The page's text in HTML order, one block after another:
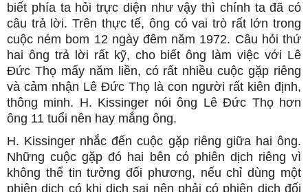
biết phía ta hỏi trực diện như vậy thì chính ta đã có
câu trả lời. Trên thực tế, ông có vai trò rất lớn trong
cuộc ném bom 12 ngày đêm năm 1972. Câu hỏi thứ
hai ông trả lời rất kỹ, cho biết ông làm việc với Lê
Đức Thọ mấy năm liền, có rất nhiều cuộc gặp riêng
và cảm nhận Lê Đức Thọ là con người rất kiên định,
thông minh. H. Kissinger nói ông Lê Đức Thọ hơn
ông 11 tuổi nên hay mắng ông.
H. Kissinger nhắc đến cuộc gặp riêng giữa hai ông.
Những cuộc gặp đó hai bên có phiên dịch riêng vì
không thể tin tưởng đối phương, nếu chỉ dùng một
phiên dịch có khi dịch sai nên phải có phiên dịch đối